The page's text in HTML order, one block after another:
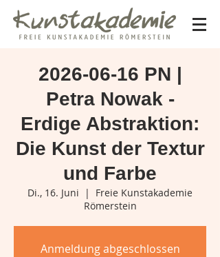
2026-06-16 PN |
Petra Nowak -
Erdige Abstraktion:
Die Kunst der Textur
und Farbe
Di., 16. Juni
  |
Freie Kunstakademie
Römerstein
Anmeldung abgeschlossen